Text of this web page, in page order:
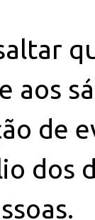
aos
de
dos